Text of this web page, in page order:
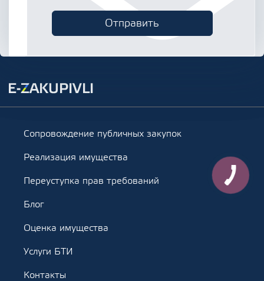
Сопровождение публичных закупок
Реализация имущества
Переуступка прав требований
Блог
Оценка имущества
Услуги БТИ
Контакты